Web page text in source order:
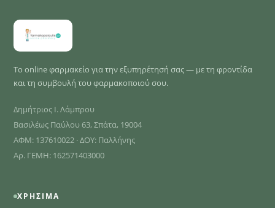
Το online φαρμακείο για την εξυπηρέτησή σας — με τη φροντίδα
και τη συμβουλή του φαρμακοποιού σου.
Δημήτριος Ι. Λάμπρου
Βασιλέως Παύλου 63, Σπάτα, 19004
ΑΦΜ: 137610022 · ΔΟΥ: Παλλήνης
Αρ. ΓΕΜΗ: 162571403000
ΧΡΉΣΙΜΑ